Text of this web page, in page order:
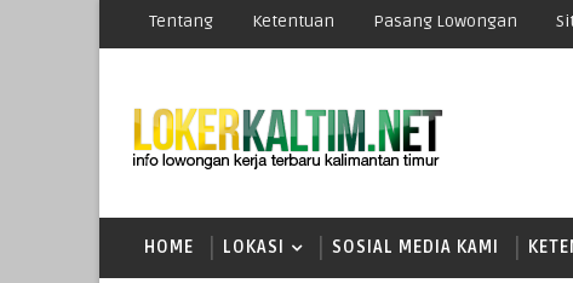
Tentang Ketentuan Pasang Lowongan
HOME LOKASI SOSIAL MEDIA KAMI